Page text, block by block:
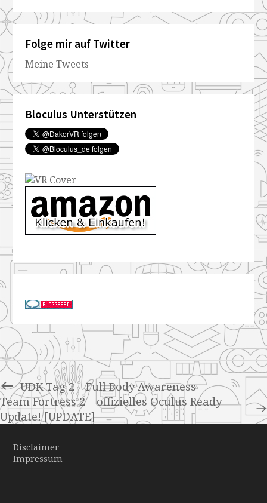
Folge mir auf Twitter
Meine Tweets
Bloculus Unterstützen
UDK Tag 2 – Full Body Awareness
Team Fortress 2 – offizielles Oculus Ready
Update! [UPDATE]
Disclaimer
Impressum